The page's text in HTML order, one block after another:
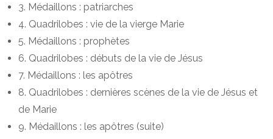
3. Médaillons : patriarches
4. Quadrilobes : vie de la vierge Marie
5. Médaillons : prophètes
6. Quadrilobes : débuts de la vie de Jésus
7. Médaillons : les apôtres
8. Quadrilobes : dernières scènes de la vie de Jésus et
de Marie
9. Médaillons : les apôtres (suite)